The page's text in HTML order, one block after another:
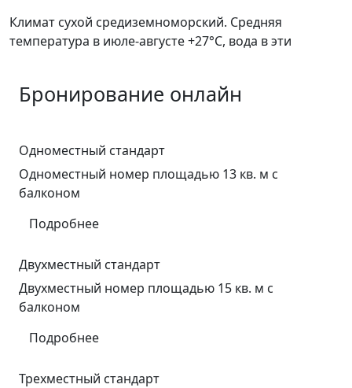
Климат сухой средиземноморский. Средняя
температура в июле-августе +27°C, вода в эти
Бронирование онлайн
Одноместный стандарт
Одноместный номер площадью 13 кв. м с
балконом
Подробнее
Двухместный стандарт
Двухместный номер площадью 15 кв. м с
балконом
Подробнее
Трехместный стандарт